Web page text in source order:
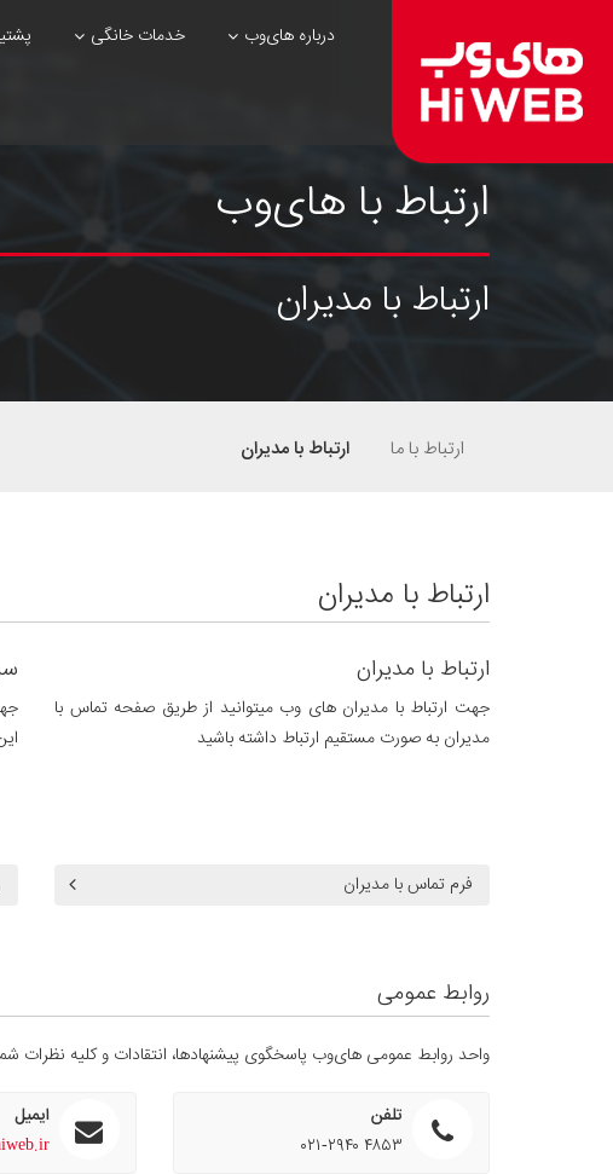
درباره های‌وب خدمات خانگی
ارتباط با های‌وب
ارتباط با مدیران
ارتباط با ما ارتباط با مدیران
ارتباط با مدیران
ارتباط با مدیران
جهت ارتباط با مدیران های وب میتوانید از طریق صفحه تماس با
مدیران به صورت مستقیم ارتباط داشته باشید
فرم تماس با مدیران
روابط عمومی
واحد روابط عمومی های‌وب پاسخگوی پیشنهاد‌ها، انتقادات و کلیه نظرات
تلفن
۰۲۱-۲۹۴۰ ۴۸۵۳
ایمیل